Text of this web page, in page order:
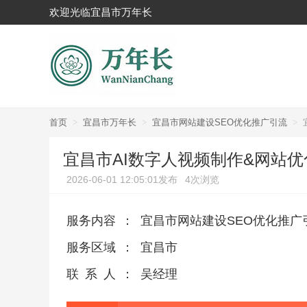
欢迎光临宜昌市万年长
首页 > 宜昌市万年长 > 宜昌市网站建设SEO优化推广引流 >
宜昌市AI数字人视频制作&网站
2026-06-01 12:05:01发布 4次浏览
服务内容 ：
宜昌市网站建设SEO优化推广
服务区域
：
宜昌市
联系人
： 吴经理